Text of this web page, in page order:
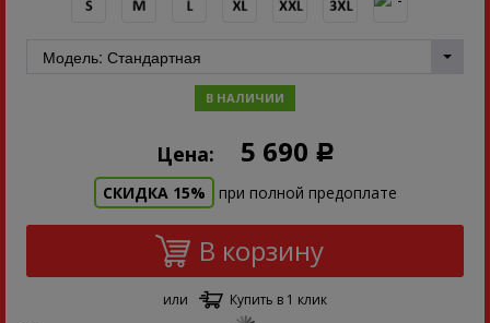
В НАЛИЧИИ
Цена: 5 690 Р
СКИДКА 15% при полной предоплате
В корзину
или Купить в 1 клик